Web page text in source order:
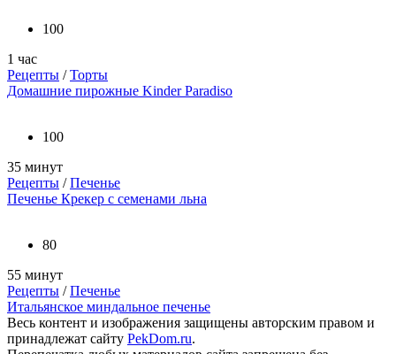
100
1 час
Рецепты /Торты
Домашние пирожные Kinder Paradiso
100
35 минут
Рецепты /Печенье
Печенье Крекер с семенами льна
80
55 минут
Рецепты /Печенье
Итальянское миндальное печенье
Весь контент и изображения защищены авторским правом и
принадлежат сайту PekDom.ru.